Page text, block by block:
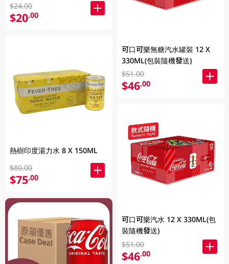
$24.00
$20.00
熱樹印度湯力水 8 X 150ML
$80.00
$75.00
可口可樂無糖汽水罐裝 12 X
330ML(包裝隨機發送)
$51.00
$46.00
可口可樂汽水 12 X 330ML(包
裝隨機發送)
$51.00
$46.00